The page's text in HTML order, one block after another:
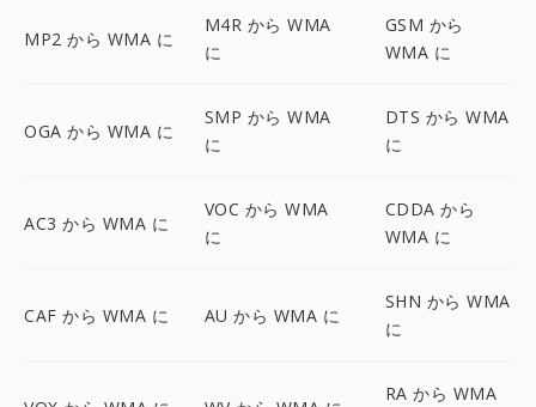
MP2 から WMA に
M4R から WMA
に
GSM から
WMA に
OGA から WMA に
SMP から WMA
に
DTS から WMA
に
AC3 から WMA に
VOC から WMA
に
CDDA から
WMA に
CAF から WMA に AU から WMA に
SHN から WMA
に
RA から WMA